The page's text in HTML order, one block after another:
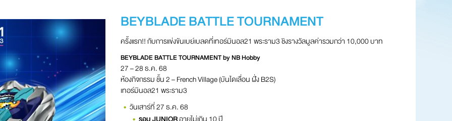
BEYBLADE BATTLE TOURNAMENT
ครั้งแรก!! กับการแข่งขันเบย์เบลดที่เทอร์มินอล21 พระราม3 ชิงรางวัลมูลค่ารวมกว่า 10,000 บาท
BEYBLADE BATTLE TOURNAMENT by NB Hobby
27 – 28 ธ.ค. 68
ห้องกิจกรรม ชั้น 2 – French Village (บันไดเลื่อน ฝั่ง B2S)
เทอร์มินอล21 พระราม3
วันเสาร์ที่ 27 ธ.ค. 68